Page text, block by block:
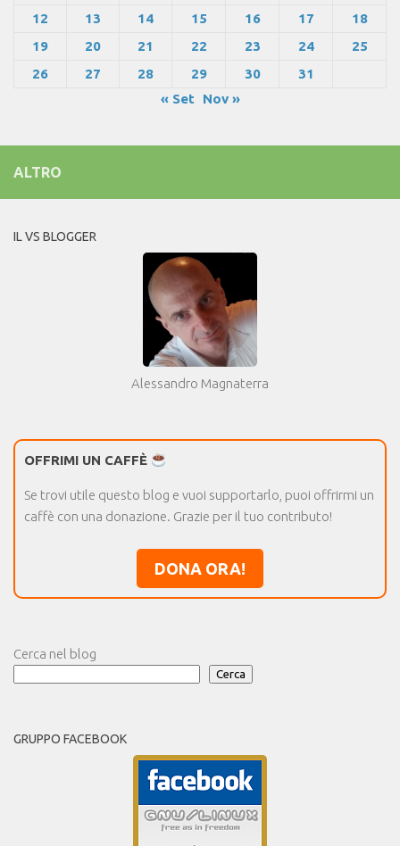
12
13 14 15 16 17
18
19
20 21 22 23 24
25
26
27 28 29 30
31
« Set
Nov »
ALTRO
IL VS BLOGGER
Alessandro Magnaterra
OFFRIMI UN CAFFÈ
Se trovi utile questo blog e vuoi supportarlo, puoi offrirmi un
caffè con una donazione. Grazie per il tuo contributo!
DONA ORA!
Cerca nel blog
Cerca
GRUPPO FACEBOOK